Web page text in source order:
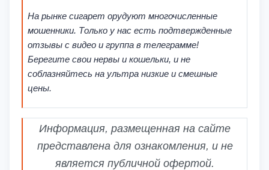
На рынке сигарет орудуют многочисленные
мошенники. Только у нас есть подтвержденные
отзывы с видео и группа в телеграмме!
Берегите свои нервы и кошельки, и не
соблазняйтесь на ультра низкие и смешные
цены.
Информация, размещенная на сайте
представлена для ознакомления, и не
является публичной офертой.